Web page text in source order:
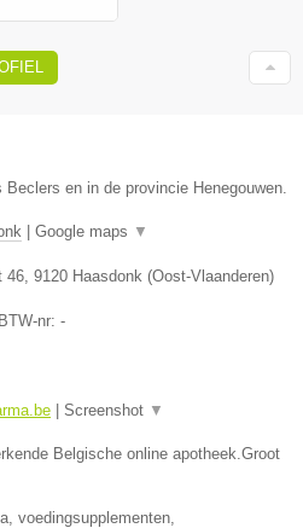
en in de provincie Henegouwen.
Google maps ▼
46, 9120 Haasdonk (Oost-Vlaanderen)
nr: -
Screenshot ▼
Belgische online apotheek.Groot
voedingsupplementen,